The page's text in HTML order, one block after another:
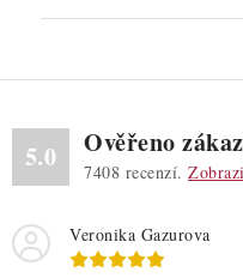
5.0 Ověřeno
7408 recenzí.
Veronika Gazurova